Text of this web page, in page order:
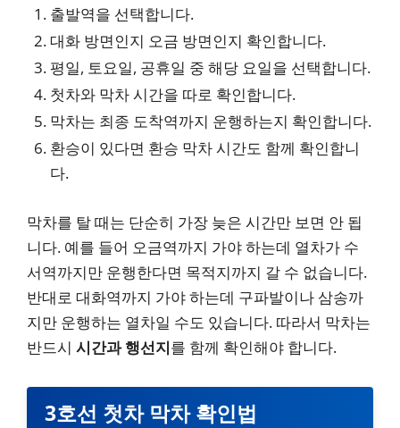
출발역을 선택합니다.
대화 방면인지 오금 방면인지 확인합니다.
평일, 토요일, 공휴일 중 해당 요일을 선택합니다.
첫차와 막차 시간을 따로 확인합니다.
막차는 최종 도착역까지 운행하는지 확인합니다.
환승이 있다면 환승 막차 시간도 함께 확인합니
다.
막차를 탈 때는 단순히 가장 늦은 시간만 보면 안 됩
니다. 예를 들어 오금역까지 가야 하는데 열차가 수
서역까지만 운행한다면 목적지까지 갈 수 없습니다.
반대로 대화역까지 가야 하는데 구파발이나 삼송까
지만 운행하는 열차일 수도 있습니다. 따라서 막차는
반드시 시간과 행선지를 함께 확인해야 합니다.
3호선 첫차 막차 확인법